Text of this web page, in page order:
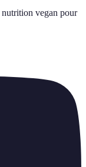
nutrition vegan pour